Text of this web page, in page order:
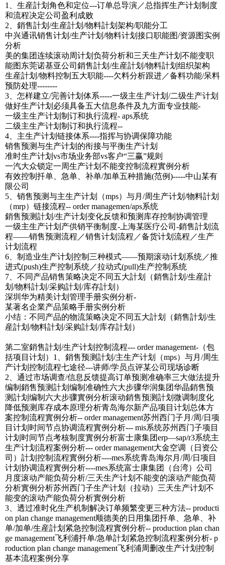
1、生産計划角色和定位---订单总导演／总指挥生产计划制度
和流程决定公司盈利成败
2、銷售計划/生産計划/物料計划架构/职能分工
中兴通讯销售计划/生产计划/物料计划接口职能图/资源图实例
分析
美的集团连续滚动周计划负荷分析和三天生产计划不能变职
能图东莞诺基亚公司銷售計划/生産計划/物料計划组织架构
生産計划/物料控制五大职能----欠料分析跟进／备料功能/呆料
预防处理--------
3、怎样建立/完善计划体系-----一级主生产计划/二级生产计划
做好生产计划必须具备五大信息条件及九方面专业技能-
一级主生产计划制订和执行流程- aps系统
二级主生产计划制订和执行流程--
4、主生产计划链接体系----指挥与协调保障功能
销售预测与生产计划的衔接与平衡生产计划
准时生产计划vs市场业务部vs客户“三赢”规则
一汽大众锁定一周生产计划不能变控制流程實例分析
有效控制扦单、急单、补单/加单五种措施(范例)-----中山某有
限公司
5、销售预测与主生产计划（mps）与月/周生产计划/物料計划
（mrp）链接流程-- order managemen/aps系统
銷售预测計划/生产计划变化反馈和预测库存控制协调管理
一级主生产计划产供销平衡制度-上海某医疗公司-銷售計划流
程――销售预测流程／销售计划流程／备货计划流程／生产
计划流程
6、制造业生产计划控制三种模式――预期滚动计划系统／推
进式(push)生产控制系统／拉动式(pull)生产控制系统
7、不同产品销售策略决定不同五大計划（銷售計划/生産計
划/物料計划/采购計划/库存計划）
深圳华为精美计划管理手册实例分析-
某著名企業产品策略手册实例分析
小结：不同产品的物流策略决定不同五大計划（銷售計划/生
産計划/物料計划/采购計划/库存計划）
第二室銷售計划/生产计划控制流程--- order management-（包
括项目计划）1、銷售预测計划/主生产计划（mps）与月/周生
产计划控制流程七途径---讲师/学员点评某公司现场诊断
2、通过市场调查/信息反馈提高订单预测准确率三大做法提升
编制銷售预测計划编制准确性六大步骤华润集团华晶銷售预
测計划编制六大步骤實例分析滚动銷售预测計划微调制度化
降低预测库存成本原理分析青岛海尔新产品项目计划总体方
案控制流程實例分析-- order management苏州西门子月/周/日项
目计划时间节点协调流程實例分析--- mis系统苏州西门子项目
计划时间节点考核制度實例分析富士康集团erp—sap/r3系统主
生产计划流程案例分析--- order management大金空调（日资公
司）計划控制流程實例分析----mes系统青岛海尔月/周/日项目
计划协调流程實例分析----mes系统富士康集团（台湾）公司
月度滚动产能负荷分析/三天生产计划不能变的滚动产能负荷
分析實例分析苏州西门子生产计划（拉动）三天生产计划不
能变的滚动产能负荷分析實例分析
3、透过准时化生产机制解决订单频繁变更三种方法-- producti
on plan change management顺德美的日用集团扦单、急单、补
单/加单/生産計划紧急控制流程實例分析-- production plan chan
ge management飞利浦扦单/急单計划紧急控制流程案例分析- p
roduction plan change management飞利浦周删改生产计划控制
基本流程案例分享